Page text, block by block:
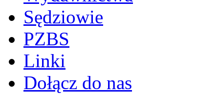
Sędziowie
PZBS
Linki
Dołącz do nas